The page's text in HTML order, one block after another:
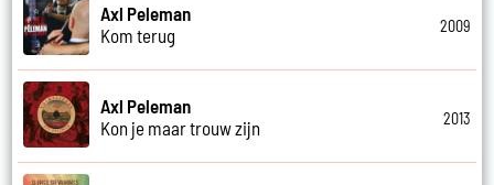
Axl Peleman
Kom terug
2009
Axl Peleman
Kon je maar trouw zijn
2013